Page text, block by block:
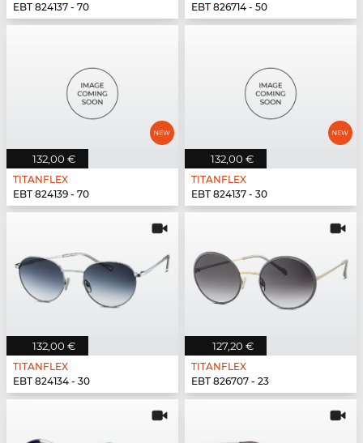
EBT 824137 - 70
EBT 826714 - 50
132,00 €
TITANFLEX
EBT 824139 - 70
132,00 €
TITANFLEX
EBT 824137 - 30
132,00 €
TITANFLEX
EBT 824134 - 30
127,20 €
TITANFLEX
EBT 826707 - 23